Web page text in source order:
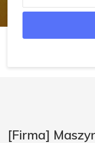
[Firma]